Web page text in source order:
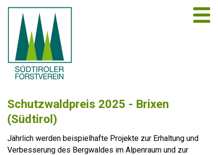
Schutzwaldpreis 2025 - Brixen
(Südtirol)
Jährlich werden beispielhafte Projekte zur Erhaltung und
Verbesserung des Bergwaldes im Alpenraum und zur